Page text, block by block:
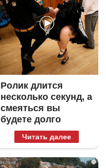
Ролик длится
несколько секунд, а
смеяться вы
будете долго
Читать далее
i